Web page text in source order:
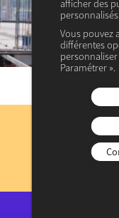
3
à
afficher des
personnalisés.
Vous pouvez
différentes
Paramétrer ».